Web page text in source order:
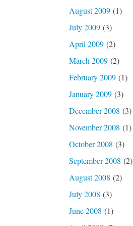
August 2009(1)
July 2009(3)
April 2009(2)
March 2009(2)
February 2009(1)
January 2009(3)
December 2008 (3)
November 2008 (1)
October 2008 (3)
September 2008 (2)
August 2008 (2)
July 2008 (3)
June 2008 (1)